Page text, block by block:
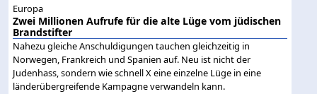
Europa
Zwei Millionen Aufrufe für die alte Lüge vom jüdischen
Brandstifter
Nahezu gleiche Anschuldigungen tauchen gleichzeitig in
Norwegen, Frankreich und Spanien auf. Neu ist nicht der
Judenhass, sondern wie schnell X eine einzelne Lüge in eine
länderübergreifende Kampagne verwandeln kann.